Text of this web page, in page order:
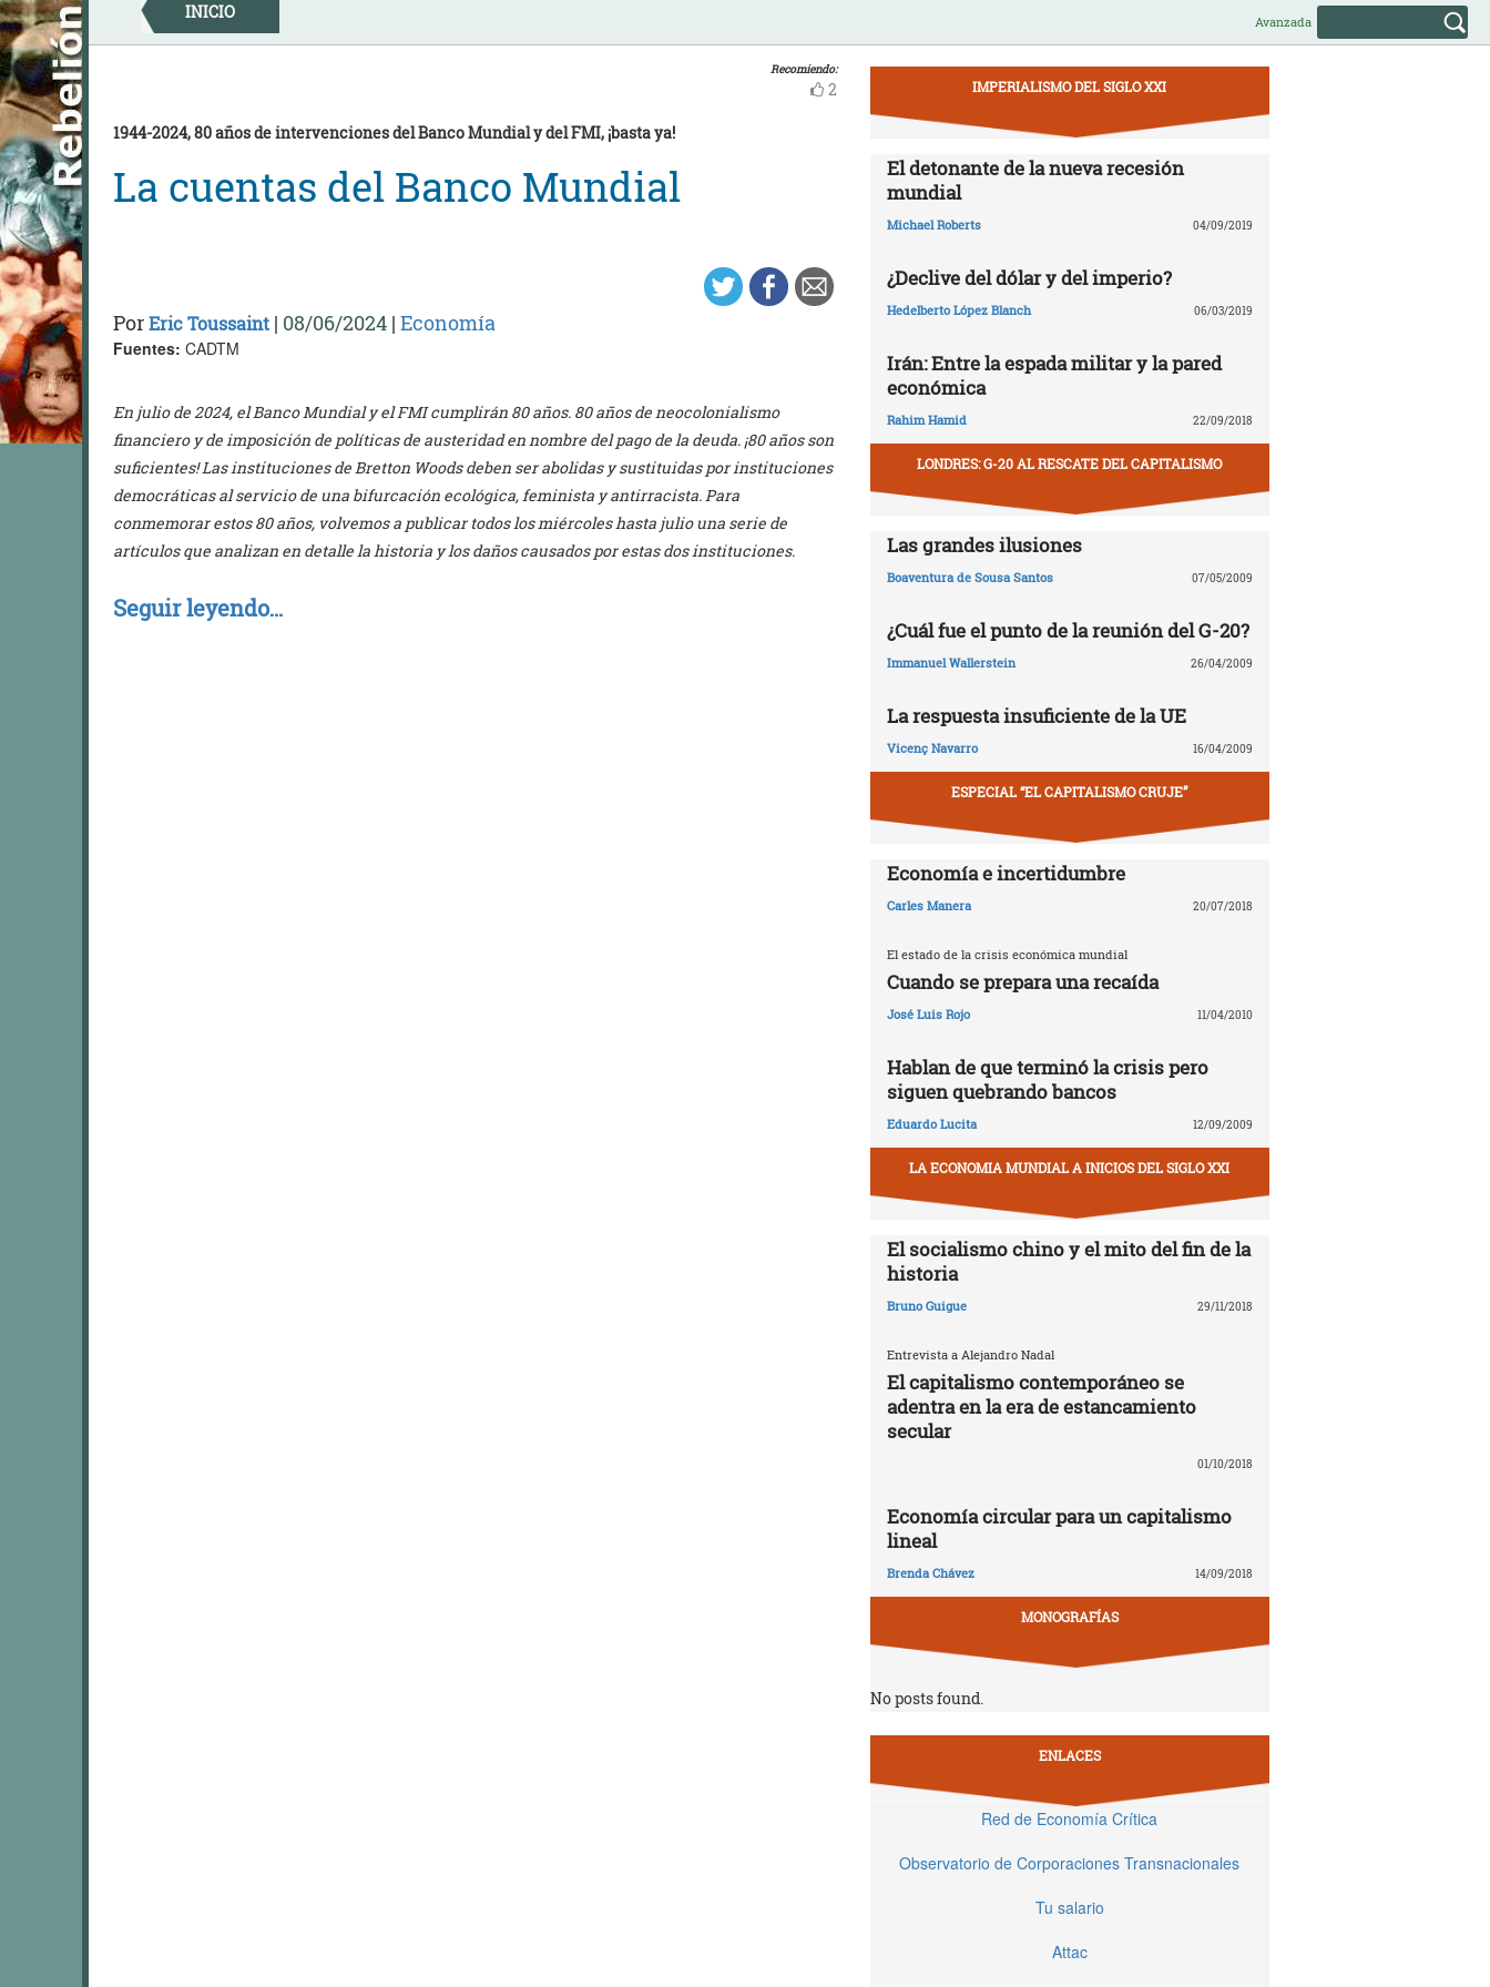
Skip
to
content
INICIO Avanzada
Recomiendo:
2
1944-2024, 80 años de intervenciones del Banco Mundial y del FMI, ¡basta ya!
La cuentas del Banco Mundial
PorEric Toussaint | 08/06/2024 | Economía
Fuentes: CADTM
En julio de 2024, el Banco Mundial y el FMI cumplirán 80 años. 80 años de neocolonialismo
financiero y de imposición de políticas de austeridad en nombre del pago de la deuda. ¡80 años son
suficientes! Las instituciones de Bretton Woods deben ser abolidas y sustituidas por instituciones
democráticas al servicio de una bifurcación ecológica, feminista y antirracista. Para
conmemorar estos 80 años, volvemos a publicar todos los miércoles hasta julio una serie de
artículos que analizan en detalle la historia y los daños causados por estas dos instituciones.
Seguir leyendo…
IMPERIALISMO DEL SIGLO XXI
El detonante de la nueva recesión
mundial
Michael Roberts 04/09/2019
¿Declive del dólar y del imperio?
Hedelberto López Blanch 06/03/2019
Irán: Entre la espada militar y la pared
económica
Rahim Hamid 22/09/2018
LONDRES: G-20 AL RESCATE DEL CAPITALISMO
Las grandes ilusiones
Boaventura de Sousa Santos 07/05/2009
¿Cuál fue el punto de la reunión del G-20?
Immanuel Wallerstein 26/04/2009
La respuesta insuficiente de la UE
Vicenç Navarro 16/04/2009
ESPECIAL “EL CAPITALISMO CRUJE”
Economía e incertidumbre
Carles Manera 20/07/2018
El estado de la crisis económica mundial
Cuando se prepara una recaída
José Luis Rojo 11/04/2010
Hablan de que terminó la crisis pero
siguen quebrando bancos
Eduardo Lucita 12/09/2009
LA ECONOMIA MUNDIAL A INICIOS DEL SIGLO XXI
El socialismo chino y el mito del fin de la
historia
Bruno Guigue 29/11/2018
Entrevista a Alejandro Nadal
El capitalismo contemporáneo se
adentra en la era de estancamiento
secular
01/10/2018
Economía circular para un capitalismo
lineal
Brenda Chávez 14/09/2018
MONOGRAFÍAS
No posts found.
ENLACES
Red de Economía Crítica
Observatorio de Corporaciones Transnacionales
Tu salario
Attac